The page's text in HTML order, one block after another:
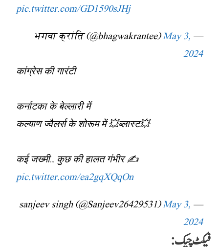
pic.twitter.com/GD1590sJHj
— भगवा क्रांति (@bhagwakrantee)
May 3,
2024
कांग्रेस की गारंटी
कर्नाटका के बेल्लारी में
कल्याण ज्वैलर्स के शोरूम में 💥ब्लास्ट💥
कई जख्मी… कुछ की हालत गंभीर ✍️
pic.twitter.com/ea2gqXQqOn
— sanjeev singh (@Sanjeev26429531)
May 3,
2024
فیکٹ چیک: